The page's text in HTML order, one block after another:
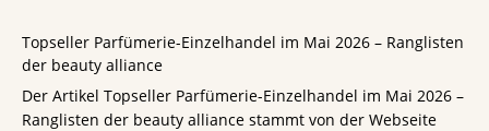
Topseller Parfümerie-Einzelhandel im Mai 2026 – Ranglisten
der beauty alliance
Der Artikel Topseller Parfümerie-Einzelhandel im Mai 2026 –
Ranglisten der beauty alliance stammt von der Webseite